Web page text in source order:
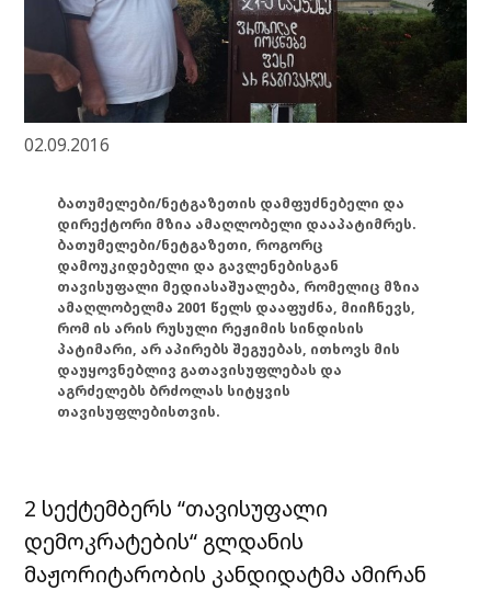
02.09.2016
ბათუმელები/ნეტგაზეთის დამფუძნებელი და
დირექტორი მზია ამაღლობელი დააპატიმრეს.
ბათუმელები/ნეტგაზეთი, როგორც
დამოუკიდებელი და გავლენებისგან
თავისუფალი მედიასაშუალება, რომელიც მზია
ამაღლობელმა 2001 წელს დააფუძნა, მიიჩნევს,
რომ ის არის რუსული რეჟიმის სინდისის
პატიმარი, არ აპირებს შეგუებას, ითხოვს მის
დაუყოვნებლივ გათავისუფლებას და
აგრძელებს ბრძოლას სიტყვის
თავისუფლებისთვის.
2 სექტემბერს “თავისუფალი
დემოკრატების“ გლდანის
მაჟორიტარობის კანდიდატმა ამირან